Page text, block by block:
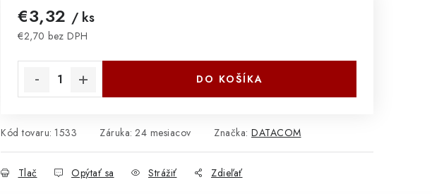
€3,32 / ks
€2,70 bez DPH
DO KOŠÍKA
Kód tovaru: 1533 Záruka: 24 mesiacov Značka: DATACOM
Tlač Opýtať sa Strážiť Zdieľať